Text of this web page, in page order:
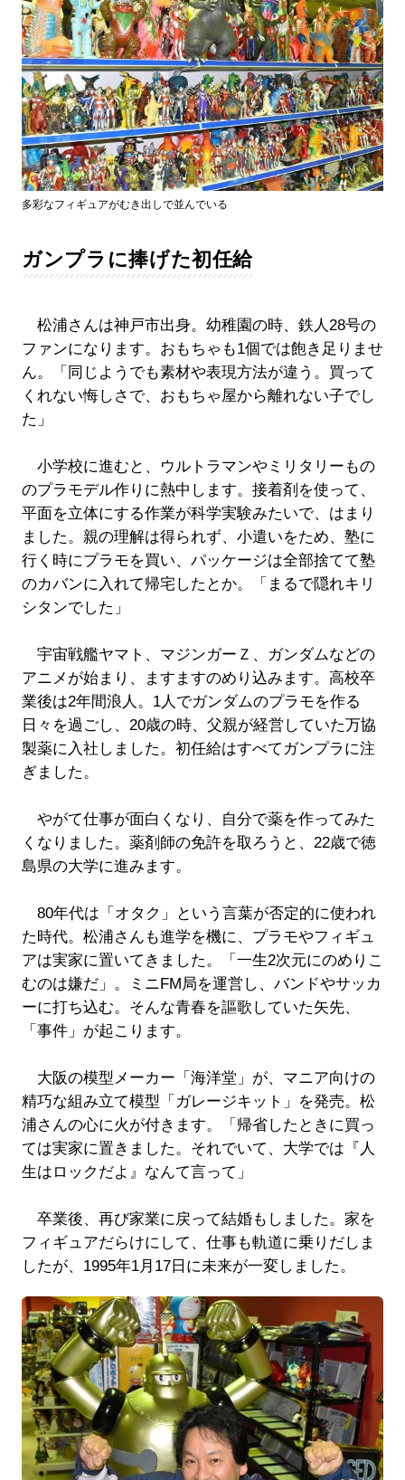
多彩なフィギュアがむき出しで並んでいる
ガンプラに捧げた初任給
松浦さんは神戸市出身。幼稚園の時、鉄人28号の
ファンになります。おもちゃも1個では飽き足りませ
ん。「同じようでも素材や表現方法が違う。買って
くれない悔しさで、おもちゃ屋から離れない子でし
た」
小学校に進むと、ウルトラマンやミリタリーもの
のプラモデル作りに熱中します。接着剤を使って、
平面を立体にする作業が科学実験みたいで、はまり
ました。親の理解は得られず、小遣いをため、塾に
行く時にプラモを買い、パッケージは全部捨てて塾
のカバンに入れて帰宅したとか。「まるで隠れキリ
シタンでした」
宇宙戦艦ヤマト、マジンガーＺ、ガンダムなどの
アニメが始まり、ますますのめり込みます。高校卒
業後は2年間浪人。1人でガンダムのプラモを作る
日々を過ごし、20歳の時、父親が経営していた万協
製薬に入社しました。初任給はすべてガンプラに注
ぎました。
やがて仕事が面白くなり、自分で薬を作ってみた
くなりました。薬剤師の免許を取ろうと、22歳で徳
島県の大学に進みます。
80年代は「オタク」という言葉が否定的に使われ
た時代。松浦さんも進学を機に、プラモやフィギュ
アは実家に置いてきました。「一生2次元にのめりこ
むのは嫌だ」。ミニFM局を運営し、バンドやサッカ
ーに打ち込む。そんな青春を謳歌していた矢先、
「事件」が起こります。
大阪の模型メーカー「海洋堂」が、マニア向けの
精巧な組み立て模型「ガレージキット」を発売。松
浦さんの心に火が付きます。「帰省したときに買っ
ては実家に置きました。それでいて、大学では『人
生はロックだよ』なんて言って」
卒業後、再び家業に戻って結婚もしました。家を
フィギュアだらけにして、仕事も軌道に乗りだしま
したが、1995年1月17日に未来が一変しました。